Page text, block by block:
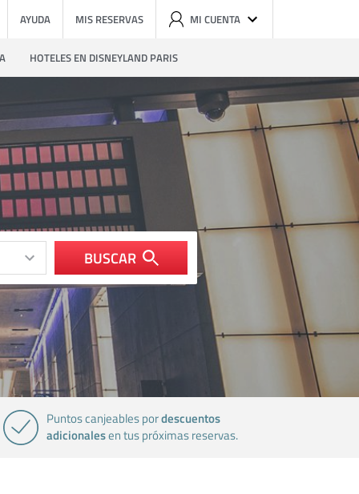
AYUDA MIS RESERVAS MI CUENTA
HOTELES EN DISNEYLAND PARIS
BUSCAR
Puntos canjeables pordescuentos
adicionalesen tus próximas reservas.